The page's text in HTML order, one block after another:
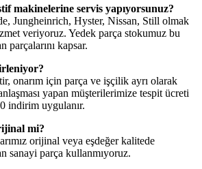
makinelerine servis yapıyorsunuz?
Jungheinrich, Hyster, Nissan, Still olmak
veriyoruz. Yedek parça stokumuz bu
parçalarını kapsar.
onarım için parça ve işçilik ayrı olarak
yapan müşterilerimize tespit ücreti
indirim uygulanır.
mi?
orijinal veya eşdeğer kalitede
sanayi parça kullanmıyoruz.